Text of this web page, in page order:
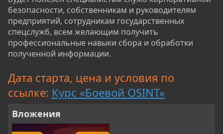
безопасности, собственникам и руководителям
предприятий, сотрудникам государственных
спецслужб, всем желающим получить
профессиональные навыки сбора и обработки
полученной информации.
Дата старта, цена и условия по
ссылке: Курс «Боевой OSINT»
Вложения